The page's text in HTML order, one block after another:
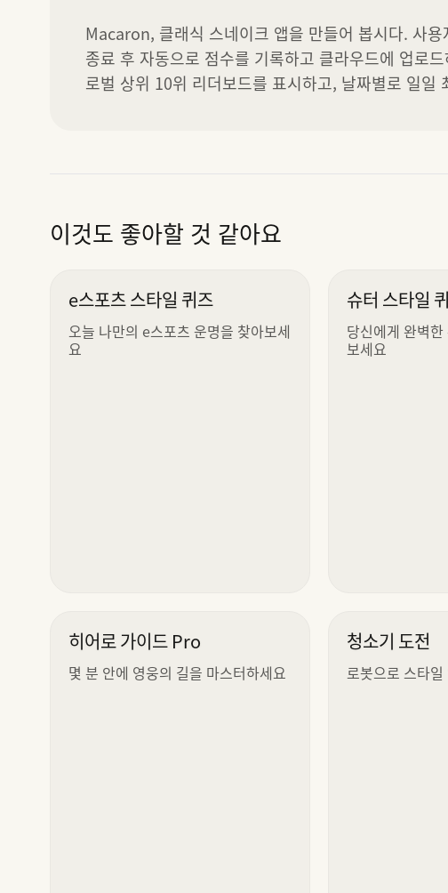
Macaron, 클래식 스네이크 앱을 만들어 봅시다. 사
종료 후 자동으로 점수를 기록하고 클라우드에 업로
로벌 상위 10위 리더보드를 표시하고, 날짜별로 일일
이것도 좋아할 것 같아요
e스포츠 스타일 퀴즈
오늘 나만의 e스포츠 운명을 찾아보세
요
슈터 스타일
당신에게 완벽
보세요
히어로 가이드 Pro
몇 분 안에 영웅의 길을 마스터하세요
청소기 도전
로봇으로 스타